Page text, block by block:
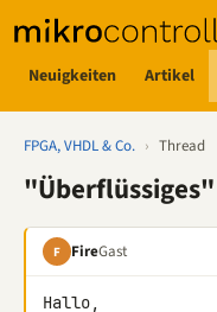
Neuigkeiten Artikel
FPGA, VHDL & Co. › Thread
F FireGast
Hallo,